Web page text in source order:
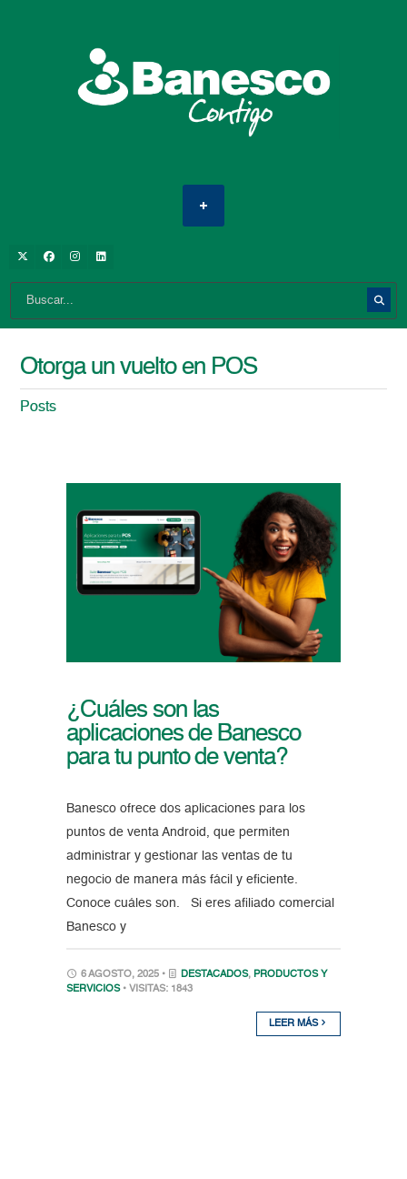
Otorga un vuelto en POS
Posts
¿Cuáles son las
aplicaciones de Banesco
para tu punto de venta?
Banesco ofrece dos aplicaciones para los
puntos de venta Android, que permiten
administrar y gestionar las ventas de tu
negocio de manera más fácil y eficiente.
Conoce cuáles son. Si eres afiliado comercial
Banesco y
6 AGOSTO, 2025 • DESTACADOS, PRODUCTOS Y
SERVICIOS • VISITAS: 1843
LEER MÁS